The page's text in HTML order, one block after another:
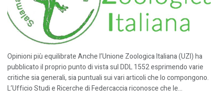
Opinioni più equilibrate Anche l’Unione Zoologica Italiana (UZI) ha
pubblicato il proprio punto di vista sul DDL 1552 esprimendo varie
critiche sia generali, sia puntuali sui vari articoli che lo compongono.
L’Ufficio Studi e Ricerche di Federcaccia riconosce che le...